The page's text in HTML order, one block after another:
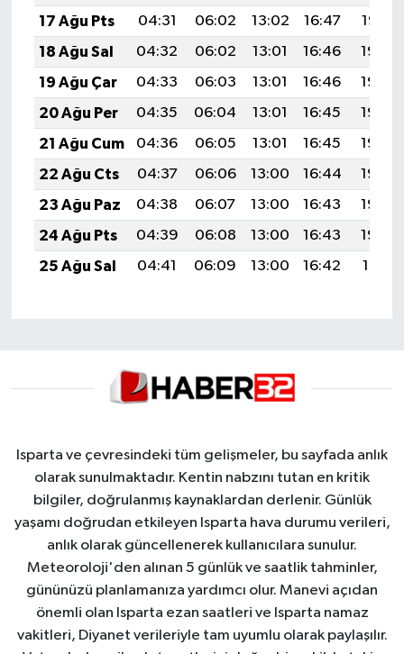
17 Ağu Pts 04:31 06:02 13:02 16:47
19:52
18 Ağu Sal
04:32 06:02 13:01 16:46
19:50
19 Ağu Çar
04:33 06:03 13:01 16:46
19:49
20 Ağu Per
04:35 06:04 13:01 16:45
19:48
21 Ağu Cum
04:36 06:05 13:01 16:45
19:46
22 Ağu Cts
04:37 06:06 13:00 16:44
19:45
23 Ağu Paz
04:38 06:07 13:00 16:43
19:43
24 Ağu Pts
04:39 06:08 13:00 16:43
19:42
25 Ağu Sal
04:41 06:09 13:00 16:42 19:41
Isparta ve çevresindeki tüm gelişmeler, bu sayfada anlık
olarak sunulmaktadır. Kentin nabzını tutan en kritik
bilgiler, doğrulanmış kaynaklardan derlenir. Günlük
yaşamı doğrudan etkileyen Isparta hava durumu verileri,
anlık olarak güncellenerek kullanıcılara sunulur.
Meteoroloji'den alınan 5 günlük ve saatlik tahminler,
gününüzü planlamanıza yardımcı olur. Manevi açıdan
önemli olan Isparta ezan saatleri ve Isparta namaz
vakitleri, Diyanet verileriyle tam uyumlu olarak paylaşılır.